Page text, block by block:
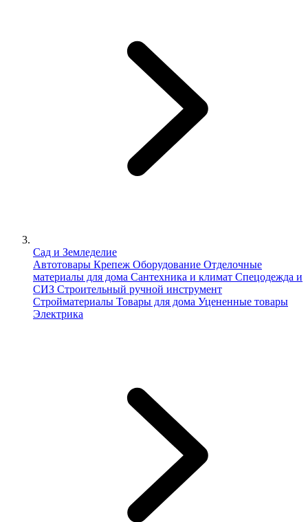
Сад и Земледелие
Автотовары Крепеж Оборудование Отделочные
материалы для дома Сантехника и климат Спецодежда и
СИЗ Строительный ручной инструмент
Стройматериалы Товары для дома Уцененные товары
Электрика